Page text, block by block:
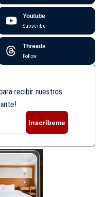
Youtube
Subscribe
Threads
Follow
recibir nuestros
Inscríbeme